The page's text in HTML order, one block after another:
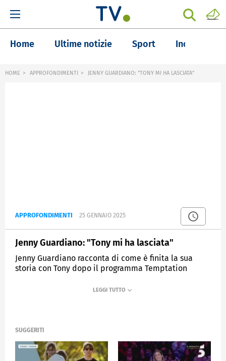
Home Ultime notizie Sport Inchieste
HOME APPROFONDIMENTI JENNY GUARDIANO: "TONY MI HA LASCIATA"
APPROFONDIMENTI 25 GENNAIO 2025
Jenny Guardiano: "Tony mi ha lasciata"
Jenny Guardiano racconta di come è finita la sua
storia con Tony dopo il programma Temptation
SUGGERITI